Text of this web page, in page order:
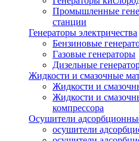
Промышленные
станции
Генераторы электричества
Бензиновые
Газовые генераторы
Дизельные
Жидкости и смазочные
Жидкости и
Жидкости и
компрессора
Осушители
осушители